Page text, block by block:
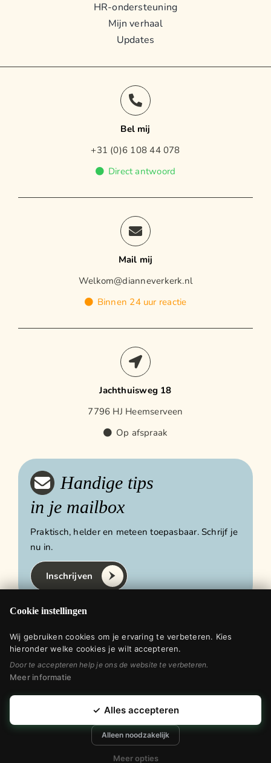
HR-ondersteuning
Mijn verhaal
Updates
Bel mij
+31 (0)6 108 44 078
Direct antwoord
Mail mij
Welkom@dianneverkerk.nl
Binnen 24 uur reactie
Jachthuisweg 18
7796 HJ Heemserveen
Op afspraak
Handige tips
in je mailbox
Praktisch, helder en meteen toepasbaar. Schrijf je
nu in.
Inschrijven
Privacyverklaring
Webdesign & realisatie door
Visuals
Cookie instellingen
Wij gebruiken cookies om je ervaring te verbeteren. Kies
hieronder welke cookies je wilt accepteren.
Door te accepteren help je ons de website te verbeteren.
Meer informatie
✓ Alles accepteren
Alleen noodzakelijk
Meer opties